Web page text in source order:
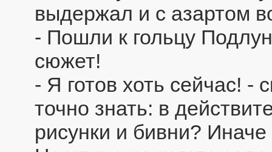
выдержал и с азартом
- Пошли к гольцу
сюжет!
- Я готов хоть сейчас! -
точно знать: в
рисунки и бивни?